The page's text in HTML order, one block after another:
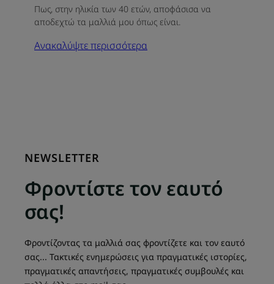
Πως, στην ηλικία των 40 ετών, αποφάσισα να
αποδεχτώ τα μαλλιά μου όπως είναι.
Ανακαλύψτε περισσότερα
NEWSLETTER
Φροντίστε τον εαυτό
σας!
Φροντίζοντας τα μαλλιά σας φροντίζετε και τον εαυτό
σας... Τακτικές ενημερώσεις για πραγματικές ιστορίες,
πραγματικές απαντήσεις, πραγματικές συμβουλές και